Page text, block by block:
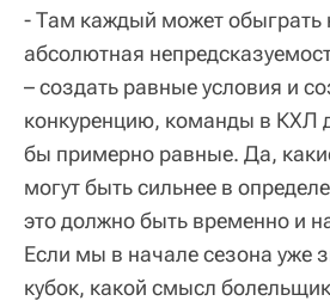
- Там каждый может обыграть
абсолютная
– создать равные условия и
конкуренцию, команды в КХЛ
бы примерно равные. Да,
могут быть сильнее в
это должно быть временно и
Если мы в начале сезона уже
кубок, какой смысл